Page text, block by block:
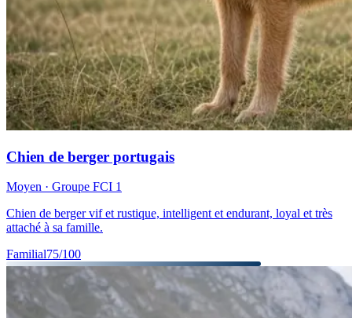
Chien de berger portugais
Moyen · Groupe FCI 1
Chien de berger vif et rustique, intelligent et endurant, loyal et très
attaché à sa famille.
Familial75/100